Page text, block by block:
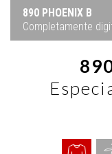
890 PHOENIX B
Completamente